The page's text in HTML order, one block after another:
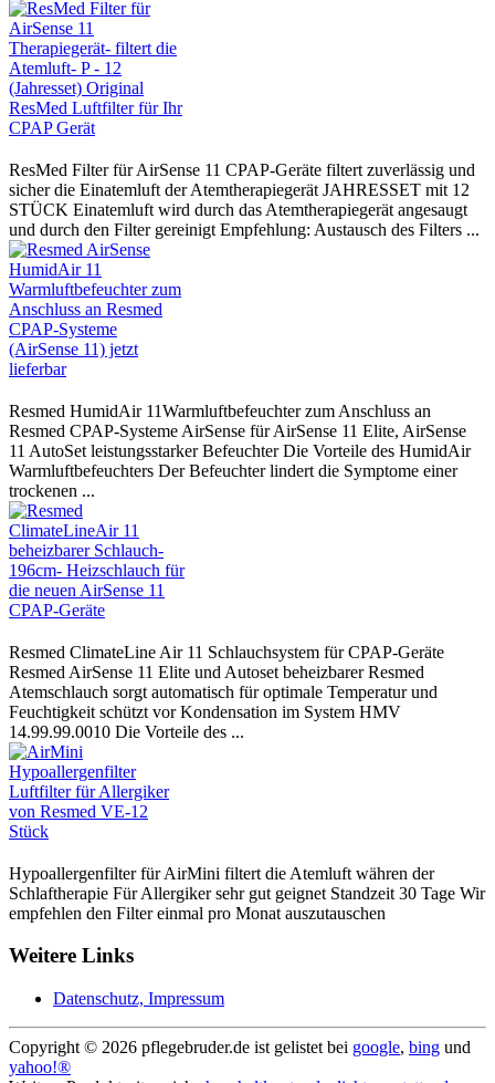
ResMed Filter für AirSense 11 CPAP-Geräte filtert zuverlässig und
sicher die Einatemluft der Atemtherapiegerät JAHRESSET mit 12
STÜCK Einatemluft wird durch das Atemtherapiegerät angesaugt
und durch den Filter gereinigt Empfehlung: Austausch des Filters ...
Resmed HumidAir 11Warmluftbefeuchter zum Anschluss an
Resmed CPAP-Systeme AirSense für AirSense 11 Elite, AirSense
11 AutoSet leistungsstarker Befeuchter Die Vorteile des HumidAir
Warmluftbefeuchters Der Befeuchter lindert die Symptome einer
trockenen ...
Resmed ClimateLine Air 11 Schlauchsystem für CPAP-Geräte
Resmed AirSense 11 Elite und Autoset beheizbarer Resmed
Atemschlauch sorgt automatisch für optimale Temperatur und
Feuchtigkeit schützt vor Kondensation im System HMV
14.99.99.0010 Die Vorteile des ...
Hypoallergenfilter für AirMini filtert die Atemluft währen der
Schlaftherapie Für Allergiker sehr gut geignet Standzeit 30 Tage Wir
empfehlen den Filter einmal pro Monat auszutauschen
Weitere Links
Datenschutz, Impressum
Copyright © 2026 pflegebruder.de ist gelistet bei google, bing und
yahoo!®